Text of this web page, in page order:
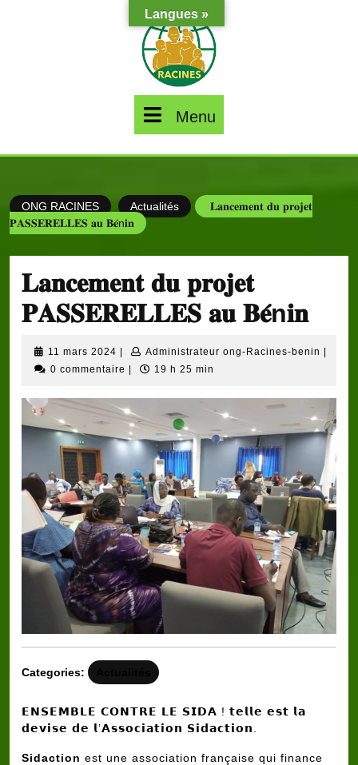
Menu
ONG RACINES Actualités
𝐋𝐚𝐧𝐜𝐞𝐦𝐞𝐧𝐭 𝐝𝐮 𝐩𝐫𝐨𝐣𝐞𝐭
𝐏𝐀𝐒𝐒𝐄𝐑𝐄𝐋𝐋𝐄𝐒 𝐚𝐮 𝐁𝐞́n𝐢𝐧
𝐋𝐚𝐧𝐜𝐞𝐦𝐞𝐧𝐭 𝐝𝐮 𝐩𝐫𝐨𝐣𝐞𝐭
𝐏𝐀𝐒𝐒𝐄𝐑𝐄𝐋𝐋𝐄𝐒 𝐚𝐮 𝐁𝐞́n𝐢𝐧
11 mars 2024 11
mars
Administrateur ong-Racines-benin
0 commentaire
19 h 25 min
Categories:
𝗘𝗡𝗦𝗘𝗠𝗕𝗟𝗘 𝗖𝗢𝗡𝗧𝗥𝗘 𝗟𝗘 𝗦𝗜𝗗𝗔 ! 𝘁𝗲𝗹𝗹𝗲 𝗲𝘀𝘁 𝗹𝗮
𝗱𝗲𝘃𝗶𝘀𝗲 𝗱𝗲 𝗹’𝗔𝘀𝘀𝗼𝗰𝗶𝗮𝘁𝗶𝗼𝗻 𝗦𝗶𝗱𝗮𝗰𝘁𝗶𝗼𝗻.
Sidaction est une association française qui finance
Langues »